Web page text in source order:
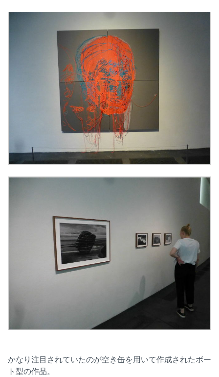
かなり注目されていたのが空き缶を用いて作成されたボー
ト型の作品。